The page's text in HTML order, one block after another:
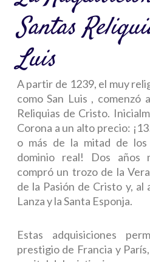
Santas
Luis
A partir de 1239, el muy
comoSan Luis , comenzó
Reliquias de Cristo.
Corona a un alto precio:
o más de la mitad de los
dominio real! Dos años
compró un trozo de la
de la Pasión de Cristo y, al
Lanza y la Santa Esponja.
Estas adquisiciones
prestigio de Francia y